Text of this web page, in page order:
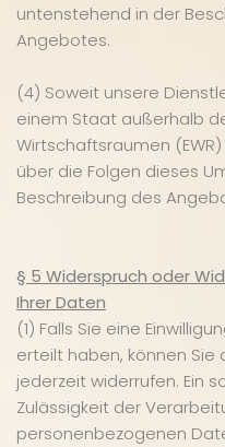
untenstehend in der
Angebotes.
(4) Soweit unsere
einem Staat außerhalb
Wirtschaftsraumen
über die Folgen dieses
Beschreibung des
§ 5 Widerspruch oder
Ihrer Daten
(1) Falls Sie eine
erteilt haben, können Sie
jederzeit widerrufen. Ein
Zulässigkeit der
personenbezogenen